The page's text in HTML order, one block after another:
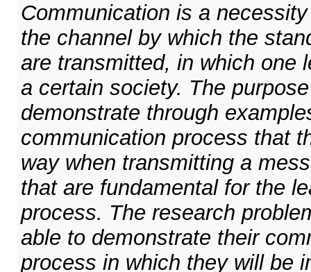
Communication is a
the channel by which the
are transmitted, in which one
a certain society. The
demonstrate through
communication process that
way when transmitting a
that are fundamental for the
process. The research
able to demonstrate their
process in which they will be